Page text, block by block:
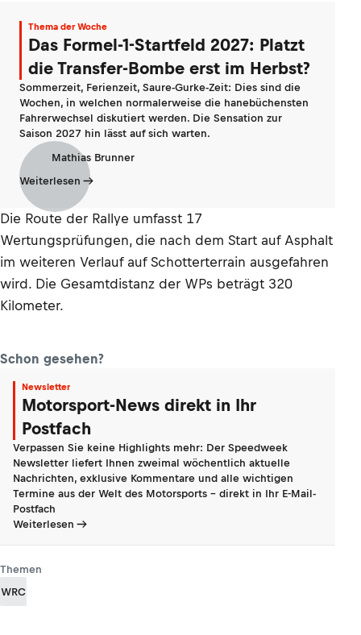
Thema der Woche
Das Formel-1-Startfeld 2027: Platzt
die Transfer-Bombe erst im Herbst?
Sommerzeit, Ferienzeit, Saure-Gurke-Zeit: Dies sind die
Wochen, in welchen normalerweise die hanebüchensten
Fahrerwechsel diskutiert werden. Die Sensation zur
Saison 2027 hin lässt auf sich warten.
Mathias Brunner
Weiterlesen
Die Route der Rallye umfasst 17
Wertungsprüfungen, die nach dem Start auf Asphalt
im weiteren Verlauf auf Schotterterrain ausgefahren
wird. Die Gesamtdistanz der WPs beträgt 320
Kilometer.
Schon gesehen?
Newsletter
Motorsport-News direkt in Ihr
Postfach
Verpassen Sie keine Highlights mehr: Der Speedweek
Newsletter liefert Ihnen zweimal wöchentlich aktuelle
Nachrichten, exklusive Kommentare und alle wichtigen
Termine aus der Welt des Motorsports - direkt in Ihr E-Mail-
Postfach
Weiterlesen
Themen
WRC